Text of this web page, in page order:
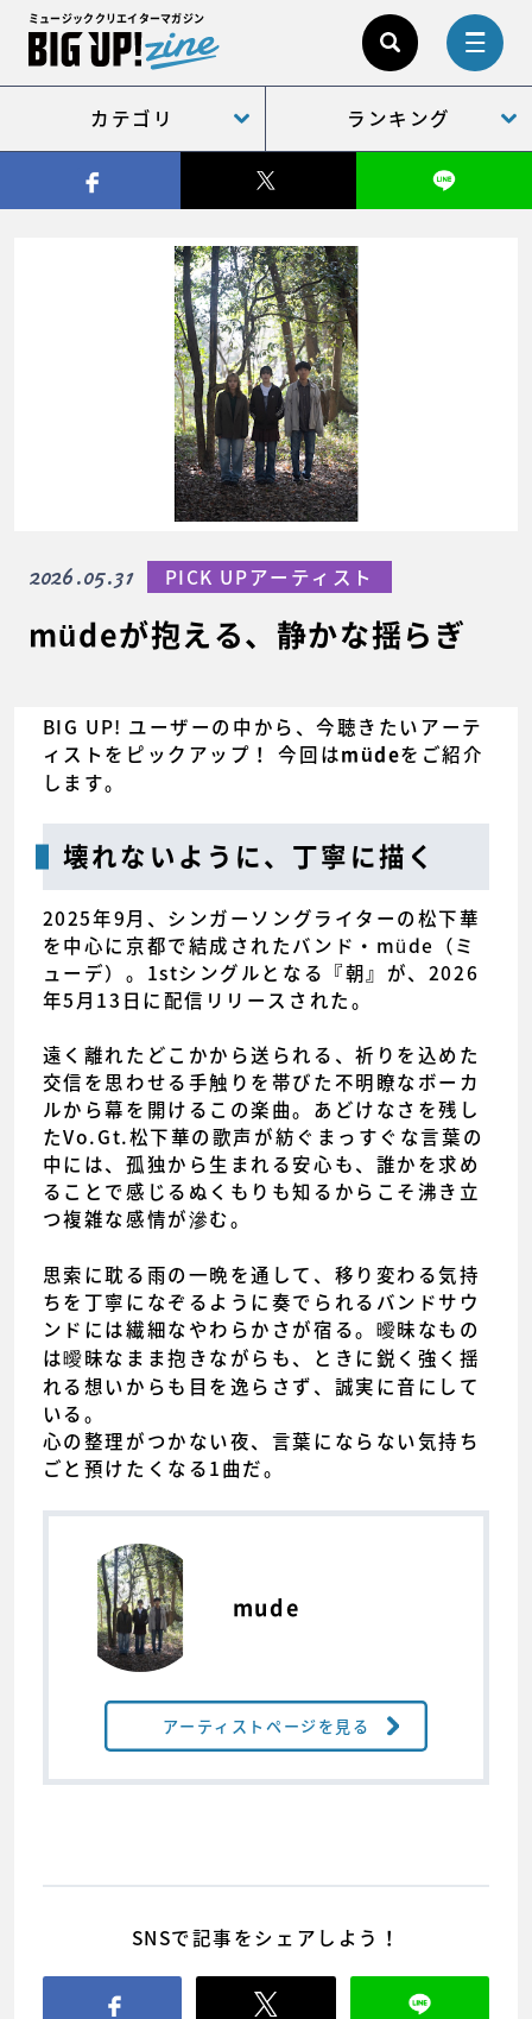
ミュージッククリエイターマガジン
カテゴリ ランキング
müdeが抱える、静かな揺らぎ
2026.05.31 PICK UPアーティスト
BIG UP! ユーザーの中から、今聴きたいアーテ
ィストをピックアップ！ 今回はmüdeをご紹介
します。
壊れないように、丁寧に描く
2025年9月、シンガーソングライターの松下華
を中心に京都で結成されたバンド・müde（ミ
ューデ）。1stシングルとなる『朝』が、2026
年5月13日に配信リリースされた。
遠く離れたどこかから送られる、祈りを込めた
交信を思わせる手触りを帯びた不明瞭なボーカ
ルから幕を開けるこの楽曲。あどけなさを残し
たVo.Gt.松下華の歌声が紡ぐまっすぐな言葉の
中には、孤独から生まれる安心も、誰かを求め
ることで感じるぬくもりも知るからこそ沸き立
つ複雑な感情が滲む。
思索に耽る雨の一晩を通して、移り変わる気持
ちを丁寧になぞるように奏でられるバンドサウ
ンドには繊細なやわらかさが宿る。曖昧なもの
は曖昧なまま抱きながらも、ときに鋭く強く揺
れる想いからも目を逸らさず、誠実に音にして
いる。
心の整理がつかない夜、言葉にならない気持ち
ごと預けたくなる1曲だ。
mude
アーティストページを見る
SNSで記事をシェアしよう！